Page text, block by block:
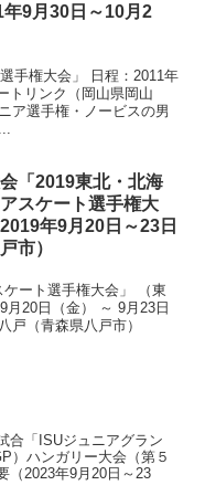
9月30日～10月2
手権大会」 日程：2011年
トリンク（岡山県岡山
ア選手権・ノービスの男
「2019東北・北海
スケート選手権大
年9月20日～23日
市）
ート選手権大会」 （東
20日（金） ～ 9月23日
戸（青森県八戸市）
合「ISUジュニアグラン
）ハンガリー大会（第５
（2023年9月20日～23